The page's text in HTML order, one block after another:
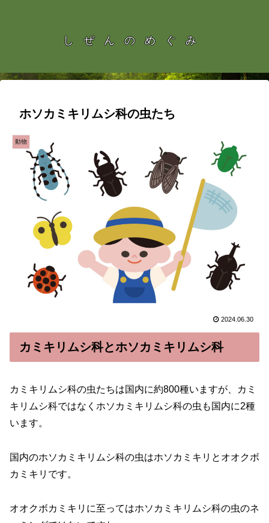
しぜんのめぐみ
ホソカミキリムシ科の虫たち
動物
2024.06.30
カミキリムシ科とホソカミキリムシ科
カミキリムシ科の虫たちは国内に約800種いますが、カミ
キリムシ科ではなくホソカミキリムシ科の虫も国内に2種
います。
国内のホソカミキリムシ科の虫はホソカミキリとオオクボ
カミキリです。
オオクボカミキリに至ってはホソカミキリムシ科の虫のネ